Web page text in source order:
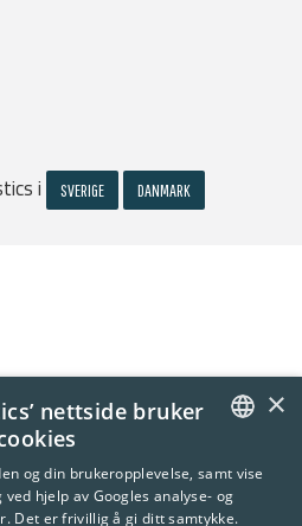
i SVERIGE DANMARK
NORWEGIAN
ENGLISH
×
nettside bruker
og din brukeropplevelse, samt vise
hjelp av Googles analyse- og
Det er frivillig å gi ditt samtykke.